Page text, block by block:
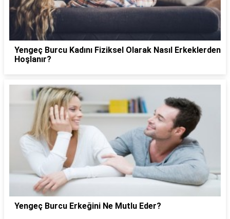
Yengeç Burcu Kadını Fiziksel Olarak Nasıl Erkeklerden
Hoşlanır?
Yengeç Burcu Erkeğini Ne Mutlu Eder?